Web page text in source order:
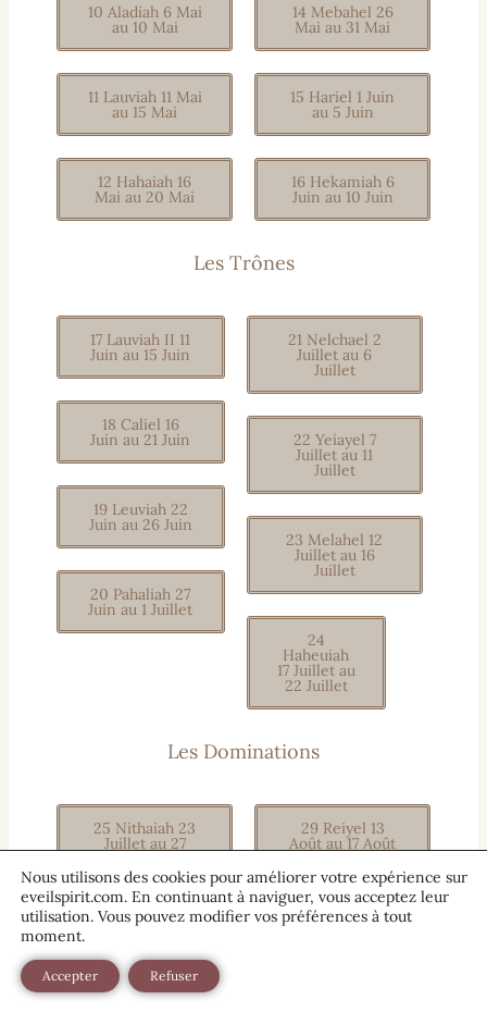
10 Aladiah 6 Mai
au 10 Mai
11 Lauviah 11 Mai
au 15 Mai
12 Hahaiah 16
Mai au 20 Mai
14 Mebahel 26
Mai au 31 Mai
15 Hariel 1 Juin
au 5 Juin
16 Hekamiah 6
Juin au 10 Juin
Les Trônes
17 Lauviah II 11
Juin au 15 Juin
18 Caliel 16
Juin au 21 Juin
19 Leuviah 22
Juin au 26 Juin
20 Pahaliah 27
Juin au 1 Juillet
21 Nelchael 2
Juillet au 6
Juillet
22 Yeiayel 7
Juillet au 11
Juillet
23 Melahel 12
Juillet au 16
Juillet
24
Haheuiah
17 Juillet au
22 Juillet
Les Dominations
25 Nithaiah 23
Juillet au 27
26 Haaiah 28
29 Reiyel 13
Août au 17 Août
30 Omael 18
Août au 22 Août
Nous utilisons des cookies pour améliorer votre expérience sur
eveilspirit.com. En continuant à naviguer, vous acceptez leur
utilisation. Vous pouvez modifier vos préférences à tout
moment.
Accepter Refuser